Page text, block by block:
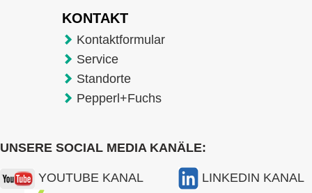
KONTAKT
Kontaktformular
Service
Standorte
Pepperl+Fuchs
UNSERE SOCIAL MEDIA KANÄLE:
YOUTUBE KANAL
LINKEDIN KANAL